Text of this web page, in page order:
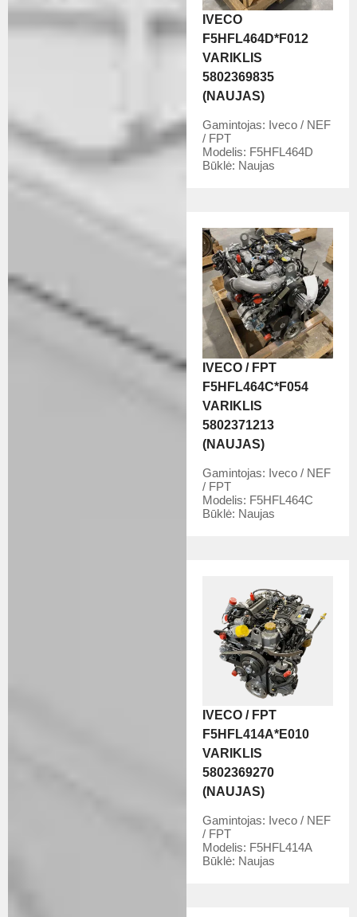
IVECO
F5HFL464D*F012
VARIKLIS
5802369835
(NAUJAS)
Gamintojas: Iveco / NEF
/ FPT
Modelis: F5HFL464D
Būklė: Naujas
IVECO / FPT
F5HFL464C*F054
VARIKLIS
5802371213
(NAUJAS)
Gamintojas: Iveco / NEF
/ FPT
Modelis: F5HFL464C
Būklė: Naujas
IVECO / FPT
F5HFL414A*E010
VARIKLIS
5802369270
(NAUJAS)
Gamintojas: Iveco / NEF
/ FPT
Modelis: F5HFL414A
Būklė: Naujas